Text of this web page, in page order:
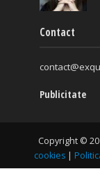
Contact
Publicitate
Copyright ©
cookies |